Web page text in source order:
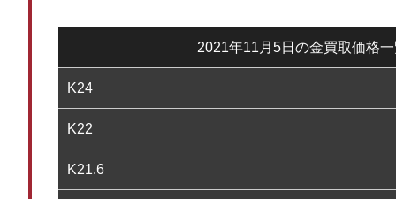
2021年11月5日の金買取価格一
K24
K22
K21.6